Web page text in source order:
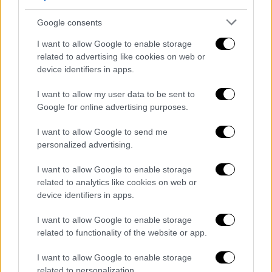
Google consents
I want to allow Google to enable storage
related to advertising like cookies on web or
device identifiers in apps.
I want to allow my user data to be sent to
Google for online advertising purposes.
I want to allow Google to send me
personalized advertising.
I want to allow Google to enable storage
related to analytics like cookies on web or
device identifiers in apps.
I want to allow Google to enable storage
related to functionality of the website or app.
I want to allow Google to enable storage
Από την πλευρά τους, οι επιχειρηματίες της
εστίασης βρίσκονται σε αναμονή, ωστόσο η
εκτίμηση είναι ότι κυρίως στο πλέον
δημοφιλές προϊόν που είναι το σουβλάκι οι
τιμές θα παραμείνουν στα επίπεδα των 2,30 -
2,50 ευρώ όπως είναι και σήμερα. Την άποψη
επηρεάσουν σημαντικά την κατανάλωση
εκφράζει στο ΑΠΕ - ΜΠΕ ο πρόεδρος των
κρεοπωλών Χανίων Κώστας Φωτάκης.
«Εκτιμώ ότι θα υπάρχει ένας μικρός
καταναλωτών κυρίως των νέων συνήθως
δεν επηρεάζονται από τις μικρές αυξήσεις
τόσο στις δαπάνες τους για την εστίαση,